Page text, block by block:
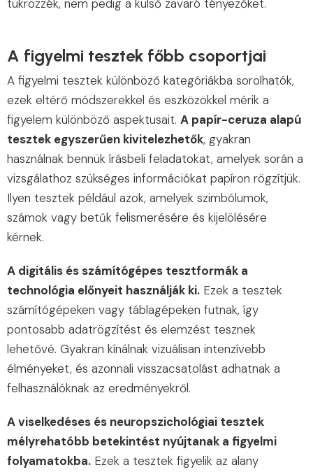
tükrözzék, nem pedig a külső zavaró tényezőket.
A figyelmi tesztek főbb csoportjai
A figyelmi tesztek különböző kategóriákba sorolhatók,
ezek eltérő módszerekkel és eszközökkel mérik a
figyelem különböző aspektusait. A papír-ceruza alapú
tesztek egyszerűen kivitelezhetők, gyakran
használnak bennük írásbeli feladatokat, amelyek során a
vizsgálathoz szükséges információkat papíron rögzítjük.
Ilyen tesztek például azok, amelyek szimbólumok,
számok vagy betűk felismerésére és kijelölésére
kérnek.
A digitális és számítógépes tesztformák a
technológia előnyeit használják ki. Ezek a tesztek
számítógépeken vagy táblagépeken futnak, így
pontosabb adatrögzítést és elemzést tesznek
lehetővé. Gyakran kínálnak vizuálisan intenzívebb
élményeket, és azonnali visszacsatolást adhatnak a
felhasználóknak az eredményekről.
A viselkedéses és neuropszichológiai tesztek
mélyrehatóbb betekintést nyújtanak a figyelmi
folyamatokba. Ezek a tesztek figyelik az alany